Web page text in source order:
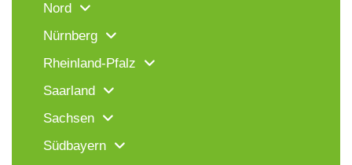
Nord
Nürnberg
Rheinland-Pfalz
Saarland
Sachsen
Südbayern